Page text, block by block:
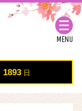
MENU
1893 日